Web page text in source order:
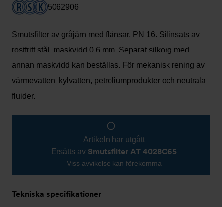
5062906
Smutsfilter av gråjärn med flänsar, PN 16. Silinsats av
rostfritt stål, maskvidd 0,6 mm. Separat silkorg med
annan maskvidd kan beställas. För mekanisk rening av
värmevatten, kylvatten, petroliumprodukter och neutrala
fluider.
Artikeln har utgått
Ersätts av Smutsfilter AT 4028C65
Viss avvikelse kan förekomma
Tekniska specifikationer